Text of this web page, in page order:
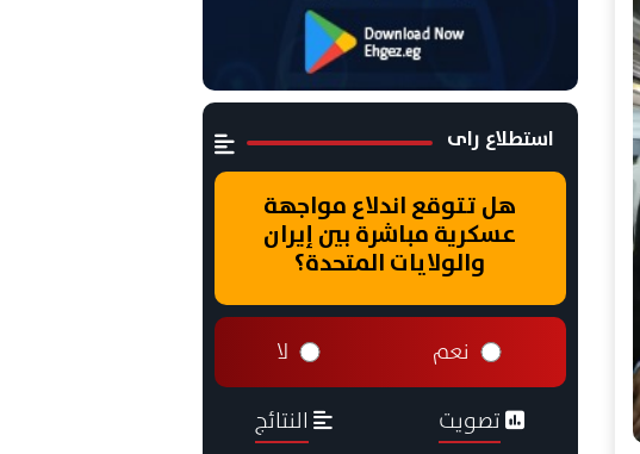
استطلاع راى
هل تتوقع اندلاع مواجهة
عسكرية مباشرة بين إيران
والولايات المتحدة؟
نعم لا
تصويت النتائج